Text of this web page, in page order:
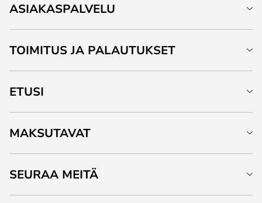
ASIAKASPALVELU
TOIMITUS JA PALAUTUKSET
ETUSI
MAKSUTAVAT
SEURAA MEITÄ